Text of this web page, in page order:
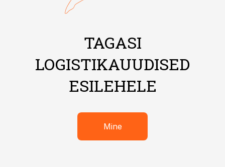
TAGASI
LOGISTIKAUUDISED
ESILEHELE
Mine